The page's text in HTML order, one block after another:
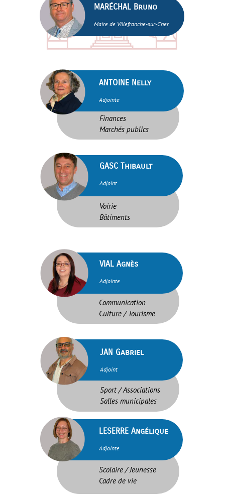
brightness_1 MARÉCHAL Bruno
Maire de Villefranche-sur-Cher
brightness_1
brightness_1
brightness_1
ANTOINE Nelly
Adjointe
GASC Thibault
Adjoint
VIAL Agnès
Adjointe
Finances
Marchés publics
Voirie
Bâtiments
Communication
Culture / Tourisme
brightness_1
brightness_1
JAN Gabriel
Adjoint
Sport / Associations
Salles municipales
Scolaire / Jeunesse
Cadre de vie
LESERRE Angélique
Adjointe